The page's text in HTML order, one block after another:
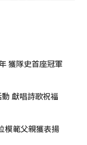
獲隊史首座冠軍
獻唱詩歌祝福
模範父親獲表揚